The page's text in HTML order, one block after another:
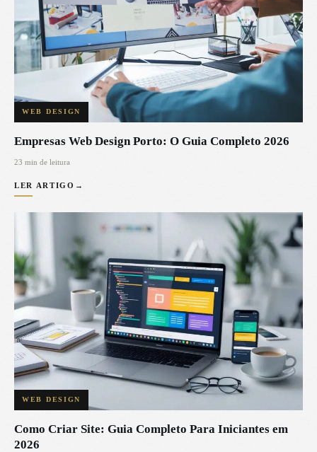
WEB DESIGN
Empresas Web Design Porto: O Guia Completo 2026
23 min de leitura
LER ARTIGO →
WEB DESIGN
Como Criar Site: Guia Completo Para Iniciantes em
2026